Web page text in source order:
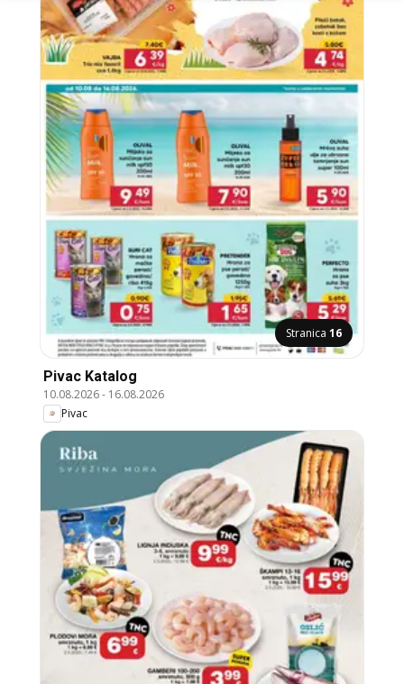
Stranica 16
Pivac Katalog
10.08.2026- 16.08.2026
Pivac